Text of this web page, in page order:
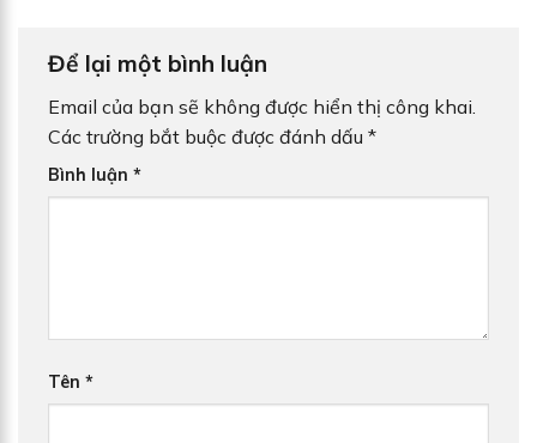
Để lại một bình luận
Email của bạn sẽ không được hiển thị công khai.
Các trường bắt buộc được đánh dấu *
Bình luận *
Tên *